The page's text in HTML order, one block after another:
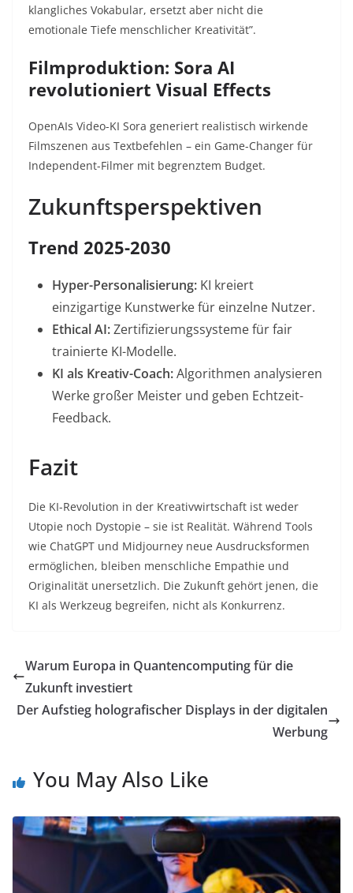
klangliches Vokabular, ersetzt aber nicht die
emotionale Tiefe menschlicher Kreativität”.
Filmproduktion: Sora AI
revolutioniert Visual Effects
OpenAIs Video-KI Sora generiert realistisch wirkende
Filmszenen aus Textbefehlen – ein Game-Changer für
Independent-Filmer mit begrenztem Budget.
Zukunftsperspektiven
Trend 2025-2030
Hyper-Personalisierung: KI kreiert
einzigartige Kunstwerke für einzelne Nutzer.
Ethical AI:Zertifizierungssysteme für fair
trainierte KI-Modelle.
KI als Kreativ-Coach:Algorithmen analysieren
Werke großer Meister und geben Echtzeit-
Feedback.
Fazit
Die KI-Revolution in der Kreativwirtschaft ist weder
Utopie noch Dystopie – sie ist Realität. Während Tools
wie ChatGPT und Midjourney neue Ausdrucksformen
ermöglichen, bleiben menschliche Empathie und
Originalität unersetzlich. Die Zukunft gehört jenen, die
KI als Werkzeug begreifen, nicht als Konkurrenz.
Warum Europa in Quantencomputing für die
Zukunft investiert
Der Aufstieg holografischer Displays in der digitalen
Werbung
You May Also Like